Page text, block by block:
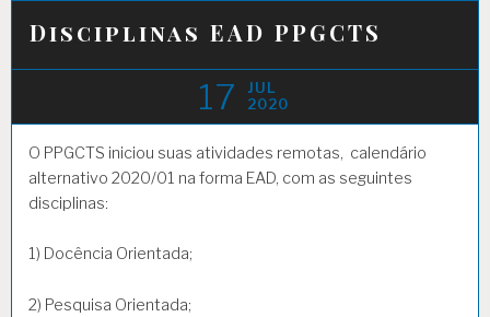
Disciplinas EAD PPGCTS
17
JUL
2020
O PPGCTS iniciou suas atividades remotas, calendário
alternativo 2020/01 na forma EAD, com as seguintes
disciplinas:
1) Docência Orientada;
2) Pesquisa Orientada;